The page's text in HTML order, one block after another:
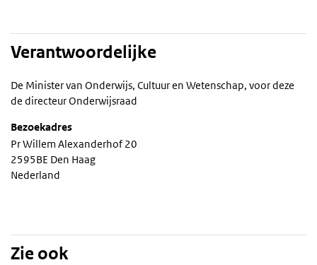
Verantwoordelijke
De Minister van Onderwijs, Cultuur en Wetenschap, voor deze
de directeur Onderwijsraad
Bezoekadres
Pr Willem Alexanderhof 20
2595BE Den Haag
Nederland
Zie ook